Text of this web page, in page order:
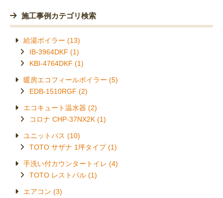
施工事例カテゴリ検索
給湯ボイラー
IB-3964DKF
KBI-4764DKF
暖房エコフィールボイラー
EDB-1510RGF
エコキュート温水器
コロナ CHP-37NX2K
ユニットバス
TOTO サザナ 1坪タイプ
手洗い付カウンタートイレ
TOTO レストパル
エアコン